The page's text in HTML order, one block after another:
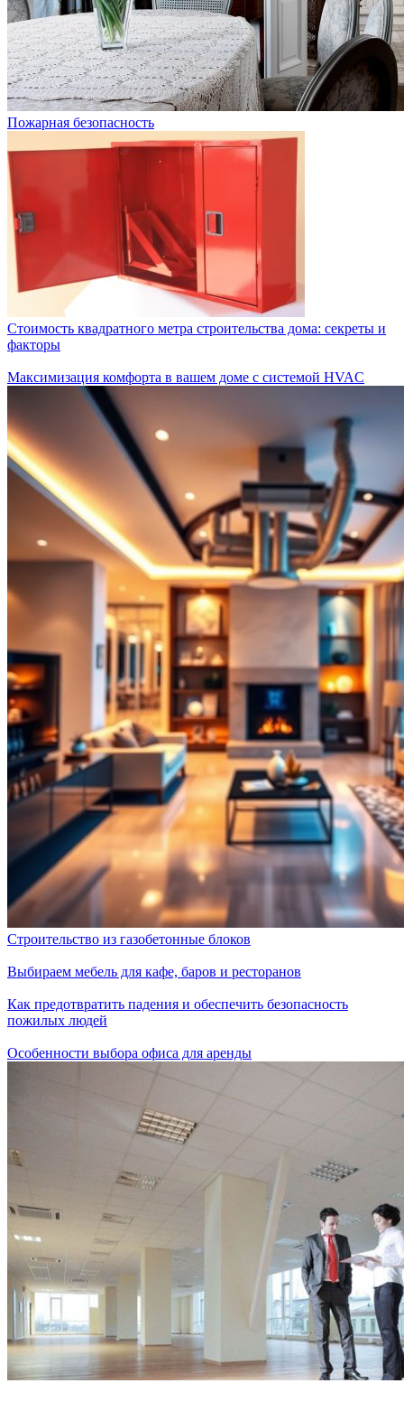
Пожарная безопасность
Стоимость квадратного метра строительства дома: секреты и
факторы
Максимизация комфорта в вашем доме с системой HVAC
Строительство из газобетонные блоков
Выбираем мебель для кафе, баров и ресторанов
Как предотвратить падения и обеспечить безопасность
пожилых людей
Особенности выбора офиса для аренды